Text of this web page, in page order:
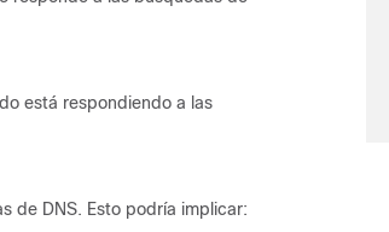
está respondiendo a las
de DNS. Esto podría implicar: